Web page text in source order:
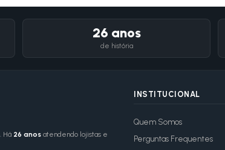
26 anos
de história
Há 26 anos atendendo lojistas e
INSTITUCIONAL
Quem Somos
Perguntas Frequentes